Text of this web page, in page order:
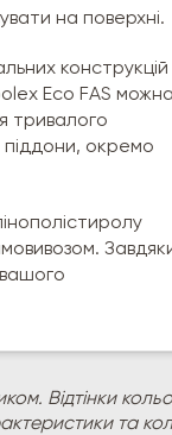
на поверхні.
конструкцій
Eco FAS можна
тривалого
піддони, окремо
Відтінки
та